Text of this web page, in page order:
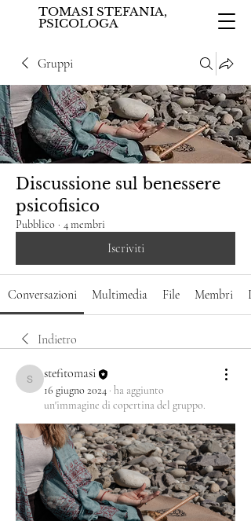
TOMASI STEFANIA,
PSICOLOGA
Gruppi
Discussione sul benessere
psicofisico
Pubblico · 4 membri
Iscriviti
Conversazioni Multimedia File Membri
Indietro
stefitomasi
stefitomasi
16 giugno 2024 · ha aggiunto
un'immagine di copertina del gruppo.